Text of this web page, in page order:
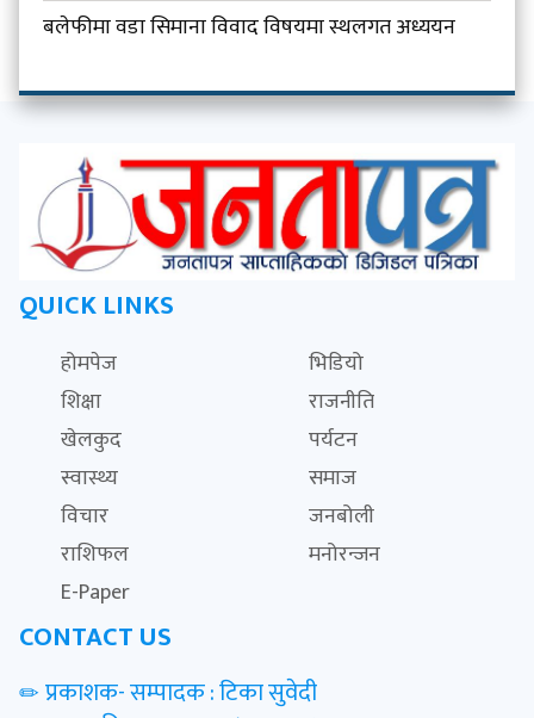
बलेफीमा वडा सिमाना विवाद विषयमा स्थलगत अध्ययन
QUICK LINKS
होमपेज
भिडियो
शिक्षा
राजनीति
खेलकुद
पर्यटन
स्वास्थ्य
समाज
विचार
जनबोली
राशिफल
मनोरन्जन
E-Paper
CONTACT US
प्रकाशक- सम्पादक : टिका सुवेदी